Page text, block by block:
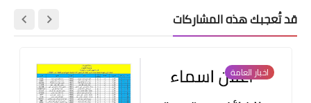
قد تُعجبك هذه المشاركات
اخبار العامة